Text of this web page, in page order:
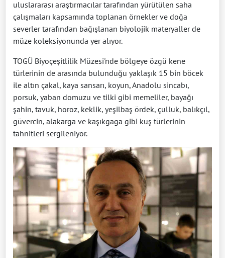
uluslararası araştırmacılar tarafından yürütülen saha
çalışmaları kapsamında toplanan örnekler ve doğa
severler tarafından bağışlanan biyolojik materyaller de
müze koleksiyonunda yer alıyor.
TOGÜ Biyoçeşitlilik Müzesi'nde bölgeye özgü kene
türlerinin de arasında bulunduğu yaklaşık 15 bin böcek
ile altın çakal, kaya sansarı, koyun, Anadolu sincabı,
porsuk, yaban domuzu ve tilki gibi memeliler, bayağı
şahin, tavuk, horoz, keklik, yeşilbaş ördek, çulluk, balıkçıl,
güvercin, alakarga ve kaşıkgaga gibi kuş türlerinin
tahnitleri sergileniyor.